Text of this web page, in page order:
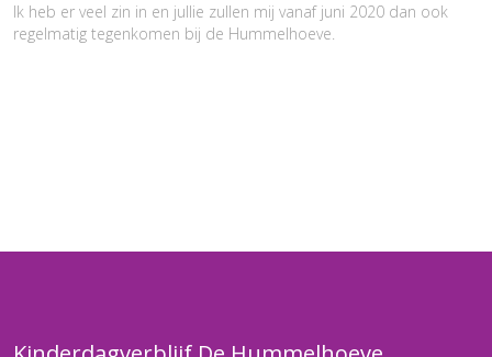
Ik heb er veel zin in en jullie zullen mij vanaf juni 2020 dan ook
regelmatig tegenkomen bij de Hummelhoeve.